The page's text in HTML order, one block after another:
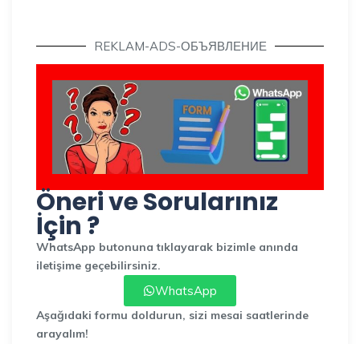
REKLAM-ADS-ОБЪЯВЛЕНИЕ
Öneri ve Sorularınız
İçin ?
WhatsApp butonuna tıklayarak bizimle anında
iletişime geçebilirsiniz.
WhatsApp
Aşağıdaki formu doldurun, sizi mesai saatlerinde
arayalım!